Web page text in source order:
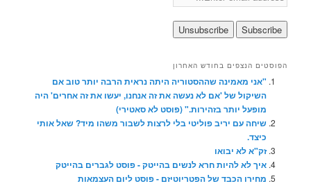
הפוסטים הנצפים בחודש האחרון
"אני מאמינה שההסטוריה היתה נראית הרבה יותר טוב אם
השיקול של 'אם לא נעשה את זה אנחנו, יעשו את זה אחרים' היה
מופעל יותר בזהירות." (פוסט לא סאטירי)
שיחה עם יריב פוליטי בלי לרצות לשבור משהו מיד? שאל אותי
כיצד.
זק"א לא יבואו
איך לא להיות חרא לנשים בהייטק - פוסט לגברים בהייטק
מחירו הכבד של הפטריוטיזם - פוסט ליום העצמאות